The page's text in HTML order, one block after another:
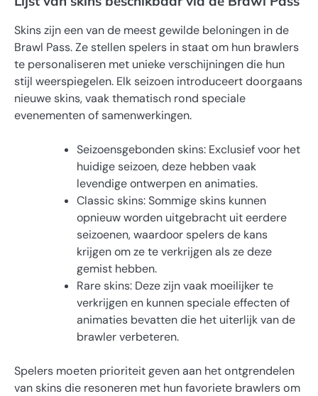
Skins zijn een van de meest gewilde beloningen in de
Brawl Pass. Ze stellen spelers in staat om hun brawlers
te personaliseren met unieke verschijningen die hun
stijl weerspiegelen. Elk seizoen introduceert doorgaans
nieuwe skins, vaak thematisch rond speciale
evenementen of samenwerkingen.
Seizoensgebonden skins: Exclusief voor het
huidige seizoen, deze hebben vaak
levendige ontwerpen en animaties.
Classic skins: Sommige skins kunnen
opnieuw worden uitgebracht uit eerdere
seizoenen, waardoor spelers de kans
krijgen om ze te verkrijgen als ze deze
gemist hebben.
Rare skins: Deze zijn vaak moeilijker te
verkrijgen en kunnen speciale effecten of
animaties bevatten die het uiterlijk van de
brawler verbeteren.
Spelers moeten prioriteit geven aan het ontgrendelen
van skins die resoneren met hun favoriete brawlers om